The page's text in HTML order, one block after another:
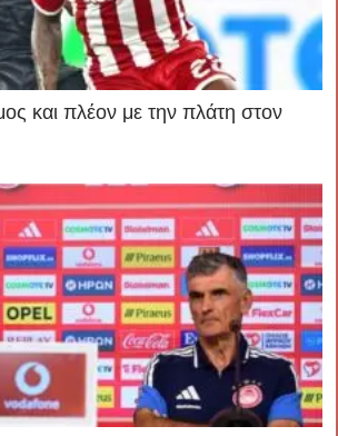
και πλέον με την πλάτη στον